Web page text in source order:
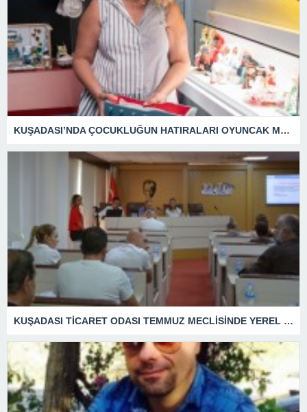
KUŞADASI’NDA ÇOCUKLUĞUN HATIRALARI OYUNCAK MÜZESİNDE HAYAT BULACAK
KUŞADASI TİCARET ODASI TEMMUZ MECLİSİNDE YEREL İŞLETMELERE ANLAMLI DESTEK